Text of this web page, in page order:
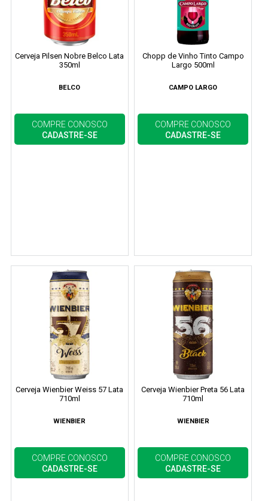
Cerveja Pilsen Nobre Belco Lata
350ml
BELCO
COMPRE CONOSCO
CADASTRE-SE
Chopp de Vinho Tinto Campo
Largo 500ml
CAMPO LARGO
COMPRE CONOSCO
CADASTRE-SE
Cerveja Wienbier Weiss 57 Lata
710ml
WIENBIER
COMPRE CONOSCO
CADASTRE-SE
Cerveja Wienbier Preta 56 Lata
710ml
WIENBIER
COMPRE CONOSCO
CADASTRE-SE